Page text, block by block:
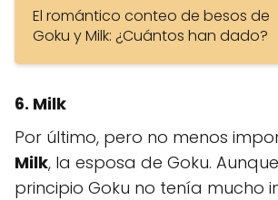
El romántico conteo de besos de
Goku y Milk: ¿Cuántos han dado?
6. Milk
Por último, pero no menos
Milk, la esposa de Goku.
principio Goku no tenía mucho